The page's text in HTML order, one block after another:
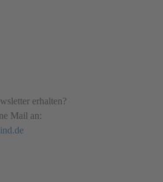
erhalten?
Mail an: